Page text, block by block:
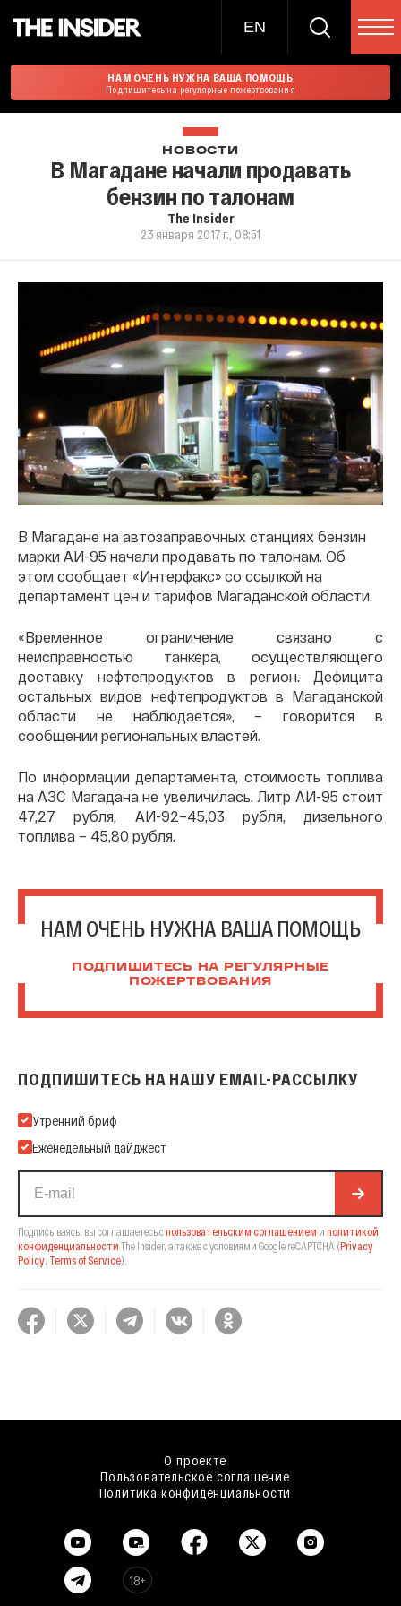
EN
НАМ ОЧЕНЬ НУЖНА ВАША ПОМОЩЬ
Подпишитесь на регулярные пожертвования
НОВОСТИ
В Магадане начали продавать
бензин по талонам
The Insider
23 января 2017 г., 08:51
В Магадане на автозаправочных станциях бензин
марки АИ-95 начали продавать по талонам. Об
этом сообщает «Интерфакс» со ссылкой на
департамент цен и тарифов Магаданской области.
«Временное ограничение связано с
неисправностью танкера, осуществляющего
доставку нефтепродуктов в регион. Дефицита
остальных видов нефтепродуктов в Магаданской
области не наблюдается», – говорится в
сообщении региональных властей.
По информации департамента, стоимость топлива
на АЗС Магадана не увеличилась. Литр АИ-95 стоит
47,27 рубля, АИ-92–45,03 рубля, дизельного
топлива – 45,80 рубля.
НАМ ОЧЕНЬ НУЖНА ВАША ПОМОЩЬ
ПОДПИШИТЕСЬ НА РЕГУЛЯРНЫЕ
ПОЖЕРТВОВАНИЯ
ПОДПИШИТЕСЬ НА НАШУ EMAIL-РАССЫЛКУ
Подпишитесь на нашу Email-рассылку
Утренний бриф
Еженедельный дайджест
Подписываясь, вы соглашаетесь спользовательским соглашением и политикой
конфиденциальности The Insider, а также с условиями Google reCAPTCHA (Privacy
Policy, Terms of Service).
О проекте
Пользовательское соглашение
Политика конфиденциальности
18+